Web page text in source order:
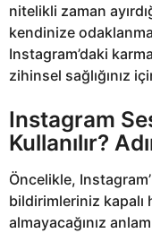
nitelikli zaman
kendinize
Instagram’daki
zihinsel sağlığınız
Instagram
Kullanılır?
Öncelikle,
bildirimleriniz kapalı
almayacağınız